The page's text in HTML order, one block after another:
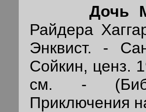
Дочь
Райдера
Энквист. -
Сойкин, ценз.
см. -
Приключения